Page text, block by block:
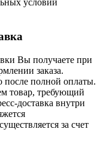
условий
Вы получаете при
заказа.
после полной оплаты.
товар, требующий
доставка внутри
за счет